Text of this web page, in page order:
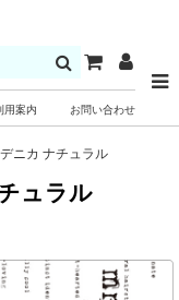
用案内 お問い合わせ
ニカ ナチュラル
ュラル